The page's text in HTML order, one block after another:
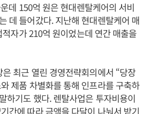
데 150억 원은 현대렌탈케어의 서비
데 들어갔다. 지난해 현대렌탈케어 매
자가 210억 원이었는데 연간 매출을
최근 열린 경영전략회의에서 “당장
제품 차별화를 통해 인프라를 구축하
하기도 했다. 렌탈사업은 투자비용이
간에 따라 금액을 다달이 나눠서 받기